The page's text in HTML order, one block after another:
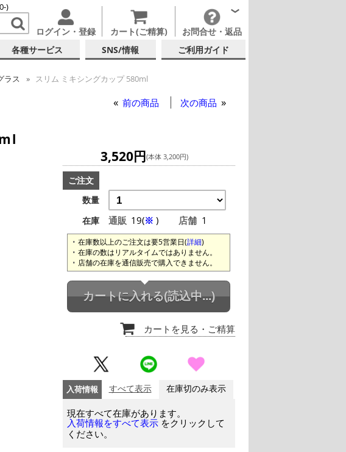
)
ログイン・登録 カート(ご精算) お問合せ・返品
各種サービス SNS/情報 ご利用ガイド
ラス スリム ミキシングカップ 580ml
前の商品 次の商品
3,520円(本体 3,200円)
ご注文
数量
在庫
通販 19(※ ) 店舗 1
在庫数以上のご注文は要5営業日(詳細)
在庫の数はリアルタイムではありません。
店舗の在庫を通信販売で購入できません。
カートに入れる(読込中...)
カートを見る ・ご精算
入荷情報 すべて表示 在庫切のみ表示
現在すべて在庫があります。
入荷情報をすべて表示 をクリックして
ください。